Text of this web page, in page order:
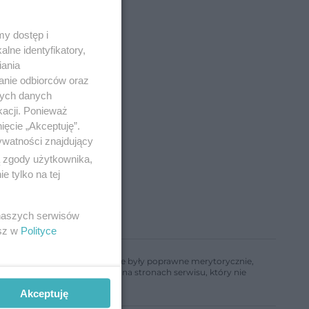
informacje w nim zawarte były poprawne merytorycznie,
informacji zamieszczonych na stronach serwisu, który nie
dostęp i
identyfikatory,
odbiorców oraz
danych
Ponieważ
„Akceptuję”.
znajdujący
użytkownika,
tylko na tej
serwisów
w Polityce
Akceptuję